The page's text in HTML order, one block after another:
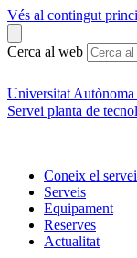
Vés al contingut
Cerca al web
Universitat Autònoma
Servei planta de
Coneix el servei
Serveis
Equipament
Reserves
Actualitat